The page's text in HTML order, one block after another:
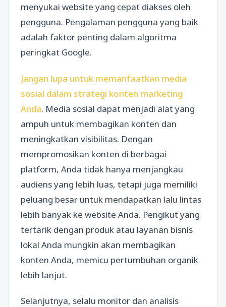
menyukai website yang cepat diakses oleh
pengguna. Pengalaman pengguna yang baik
adalah faktor penting dalam algoritma
peringkat Google.
Jangan lupa untuk memanfaatkan media
sosial dalam strategi konten marketing
Anda. Media sosial dapat menjadi alat yang
ampuh untuk membagikan konten dan
meningkatkan visibilitas. Dengan
mempromosikan konten di berbagai
platform, Anda tidak hanya menjangkau
audiens yang lebih luas, tetapi juga memiliki
peluang besar untuk mendapatkan lalu lintas
lebih banyak ke website Anda. Pengikut yang
tertarik dengan produk atau layanan bisnis
lokal Anda mungkin akan membagikan
konten Anda, memicu pertumbuhan organik
lebih lanjut.
Selanjutnya, selalu monitor dan analisis